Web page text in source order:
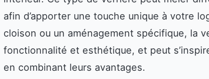
afin d’apporter une touche unique à votre
cloison ou un aménagement spécifique, la
fonctionnalité et esthétique, et peut
en combinant leurs avantages.